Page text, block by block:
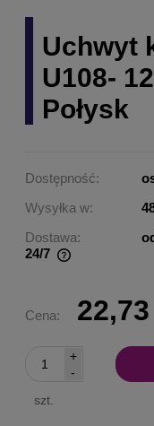
Uchwyt
U108-
Połysk
Dostępność:
Wysyłka w:
Dostawa:
24/7
Cena: 22,73
-
+
szt.